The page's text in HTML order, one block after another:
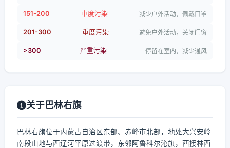
151-200 中度污染 减少户外活动，佩戴口罩
201-300 重度污染 避免户外活动，关闭门窗
>300 严重污染 停留在室内，减少通风
关于巴林右旗
巴林右旗位于内蒙古自治区东部、赤峰市北部，地处大兴安岭
南段山地与西辽河平原过渡带，东邻阿鲁科尔沁旗，西接林西